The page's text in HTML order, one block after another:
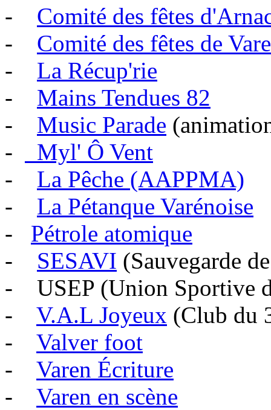
- Comité des fêtes
- Comité des fêtes de
- La Récup'rie
- Mains Tendues 82
- Music Parade
-
Myl' Ô Vent
- La Pêche (AAPPMA)
- La Pétanque Varénoise
- Pétrole atomique
- SESAVI (Sauvegarde
- USEP (Union Sportive
- V.A.L Joyeux (Club du
- Valver foot
- Varen Écriture
- Varen en scène